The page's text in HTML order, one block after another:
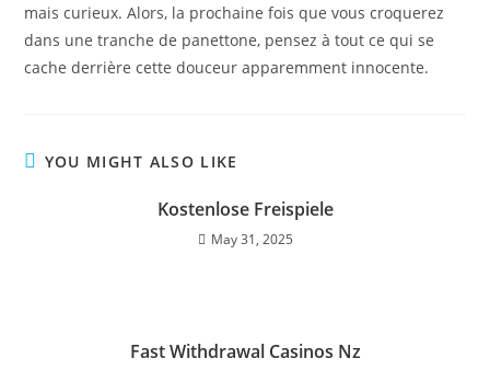
mais curieux. Alors, la prochaine fois que vous croquerez
dans une tranche de panettone, pensez à tout ce qui se
cache derrière cette douceur apparemment innocente.
YOU MIGHT ALSO LIKE
Kostenlose Freispiele
May 31, 2025
Fast Withdrawal Casinos Nz